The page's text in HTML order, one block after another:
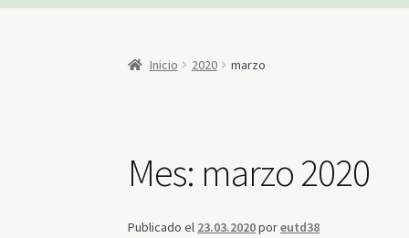
Inicio 2020 marzo
Mes: marzo 2020
Publicado el 23.03.2020poreutd38